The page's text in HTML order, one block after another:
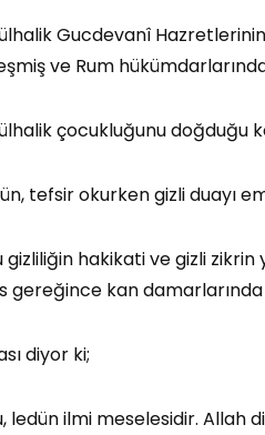
Gucdevanî
ve Rum
çocukluğunu doğduğu
tefsir okurken gizli duayı
gizliliğin hakikati ve gizli
gereğince kan
diyor ki;
ledün ilmi meselesidir. Allah